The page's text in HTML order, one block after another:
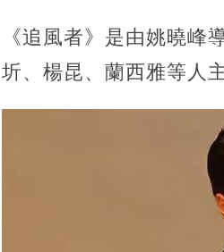
《追風者》是由姚曉
圻、楊昆、蘭西雅等人